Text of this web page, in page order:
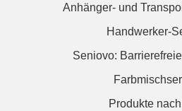
Anhänger- und
Handwerker-
Seniovo:
Produkte